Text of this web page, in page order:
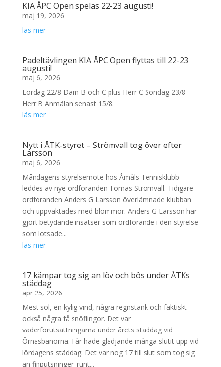
KIA ÅPC Open spelas 22-23 augusti!
maj 19, 2026
läs mer
Padeltävlingen KIA ÅPC Open flyttas till 22-23
augusti!
maj 6, 2026
Lördag 22/8 Dam B och C plus Herr C Söndag 23/8
Herr B Anmälan senast 15/8.
läs mer
Nytt i ÅTK-styret – Strömvall tog över efter
Larsson
maj 6, 2026
Måndagens styrelsemöte hos Åmåls Tennisklubb
leddes av nye ordföranden Tomas Strömvall. Tidigare
ordföranden Anders G Larsson överlämnade klubban
och uppvaktades med blommor. Anders G Larsson har
gjort betydande insatser som ordförande i den styrelse
som lotsade...
läs mer
17 kämpar tog sig an löv och bôs under ÅTKs
städdag
apr 25, 2026
Mest sol, en kylig vind, några regnstänk och faktiskt
också några få snöflingor. Det var
väderförutsättningarna under årets städdag vid
Örnäsbanorna. I år hade glädjande många slutit upp vid
lördagens städdag. Det var nog 17 till slut som tog sig
an finputsningen runt...